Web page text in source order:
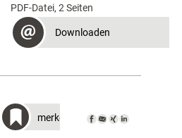
PDF-Datei, 2 Seiten
Downloaden
merken